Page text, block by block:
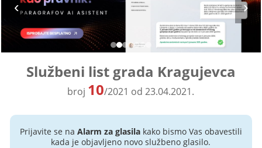
Službeni list grada Kragujevca
broj 10/2021 od 23.04.2021.
Prijavite se na Alarm za glasilakako bismo Vas obavestili
kada je objavljeno novo službeno glasilo.